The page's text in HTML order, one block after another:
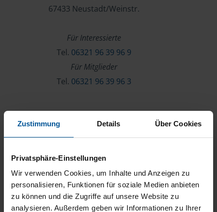
Zustimmung Details Über Cookies
Privatsphäre-Einstellungen
Wir verwenden Cookies, um Inhalte und Anzeigen zu
personalisieren, Funktionen für soziale Medien anbieten
zu können und die Zugriffe auf unsere Website zu
analysieren. Außerdem geben wir Informationen zu Ihrer
67433 Neustadt/Weinstr.
Für Interessierte
Tel. 06321 96 39 96 9
Für Mitglieder
Tel. 06321 96 39 96 3
Über die VLH
Beratersuche
Karriere
Presse
Kontakt